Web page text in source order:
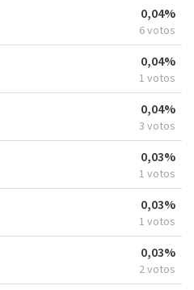
0,04%
6 votos
0,04%
1 votos
0,04%
3 votos
0,03%
1 votos
0,03%
1 votos
0,03%
2 votos